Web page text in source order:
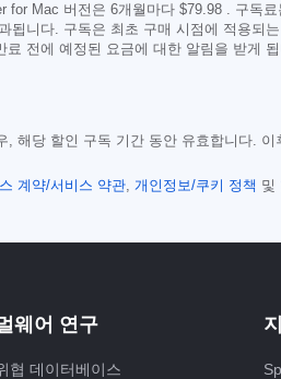
for Mac 버전은 6개월마다 $79.98 . 구독
됩니다. 구독은 최초 구매 시점에 적용되
전에 예정된 요금에 대한 알림을 받게
, 해당 할인 구독 기간 동안 유효합니다.
계약/서비스 약관 개인정보/쿠키 정책 및
웨어 연구
협 데이터베이스